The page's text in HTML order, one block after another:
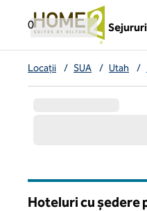
0
,
Locații / SUA / Utah /
Hoteluri cu ședere